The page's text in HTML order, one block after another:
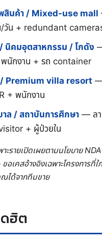
สินค้า / Mixed-use mall
วัน + redundant
/ นิคมอุตสาหกรรม / โกดัง
นักงาน + รถ container
/ Premium villa resort
+ พนักงาน
าล / สถาบันการศึกษา — ลา
+ ผู้ป่วยใน
ะรายเปิดเผยตามนโยบาย
อเคสอ้างอิงเฉพาะโครงการที่ใ
ได้จากทีมขาย
ฮิต